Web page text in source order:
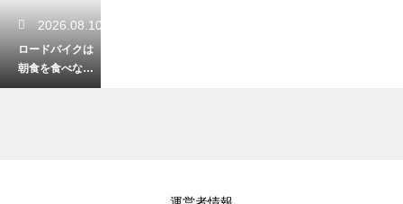
2026.08.10
ロードバイクは
朝食を食べない
と危険？ライド